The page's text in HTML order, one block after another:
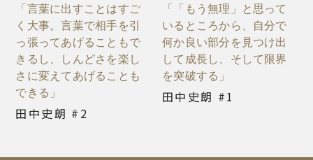
「言葉に出すことはすご
く大事。言葉で相手を引
っ張ってあげることもで
きるし、しんどさを楽し
さに変えてあげることも
できる」
田中史朗 #2
「「もう無理」と思って
いるところから、自分で
何か良い部分を見つけ出
して成長し、そして限界
を突破する」
田中史朗 #1